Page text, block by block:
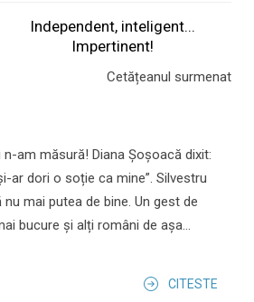
Independent, inteligent...
Impertinent!
Cetățeanul surmenat
n-am măsură! Diana Șoșoacă dixit:
ar dori o soție ca mine”. Silvestru
mai putea de bine. Un gest de
bucure și alți români de așa...
CITESTE